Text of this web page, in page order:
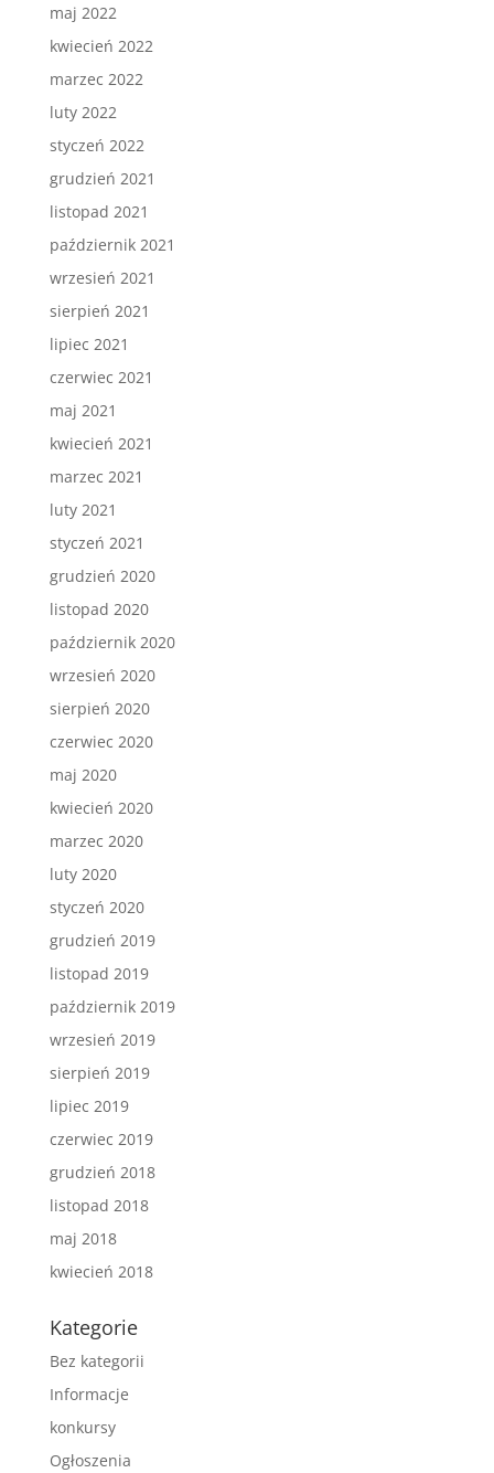
maj 2022
kwiecień 2022
marzec 2022
luty 2022
styczeń 2022
grudzień 2021
listopad 2021
październik 2021
wrzesień 2021
sierpień 2021
lipiec 2021
czerwiec 2021
maj 2021
kwiecień 2021
marzec 2021
luty 2021
styczeń 2021
grudzień 2020
listopad 2020
październik 2020
wrzesień 2020
sierpień 2020
czerwiec 2020
maj 2020
kwiecień 2020
marzec 2020
luty 2020
styczeń 2020
grudzień 2019
listopad 2019
październik 2019
wrzesień 2019
sierpień 2019
lipiec 2019
czerwiec 2019
grudzień 2018
listopad 2018
maj 2018
kwiecień 2018
Kategorie
Bez kategorii
Informacje
konkursy
Ogłoszenia